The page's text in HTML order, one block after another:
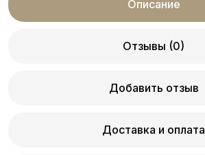
Описание
Отзывы (0)
Добавить отзыв
Доставка и оплата